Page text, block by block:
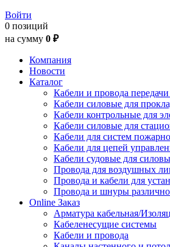
Войти
0 позиций
на сумму 0 ₽
Компания
Новости
Каталог
Кабели и провода передачи
Кабели силовые для
Кабели контрольные для
Кабели силовые для
Кабели для систем
Кабели для цепей
Кабели судовые для
Провода для воздушных
Провода и кабели для
Провода и шнуры
Online Заказ
Арматура кабельная/
Кабеленесущие системы
Кабели и провода